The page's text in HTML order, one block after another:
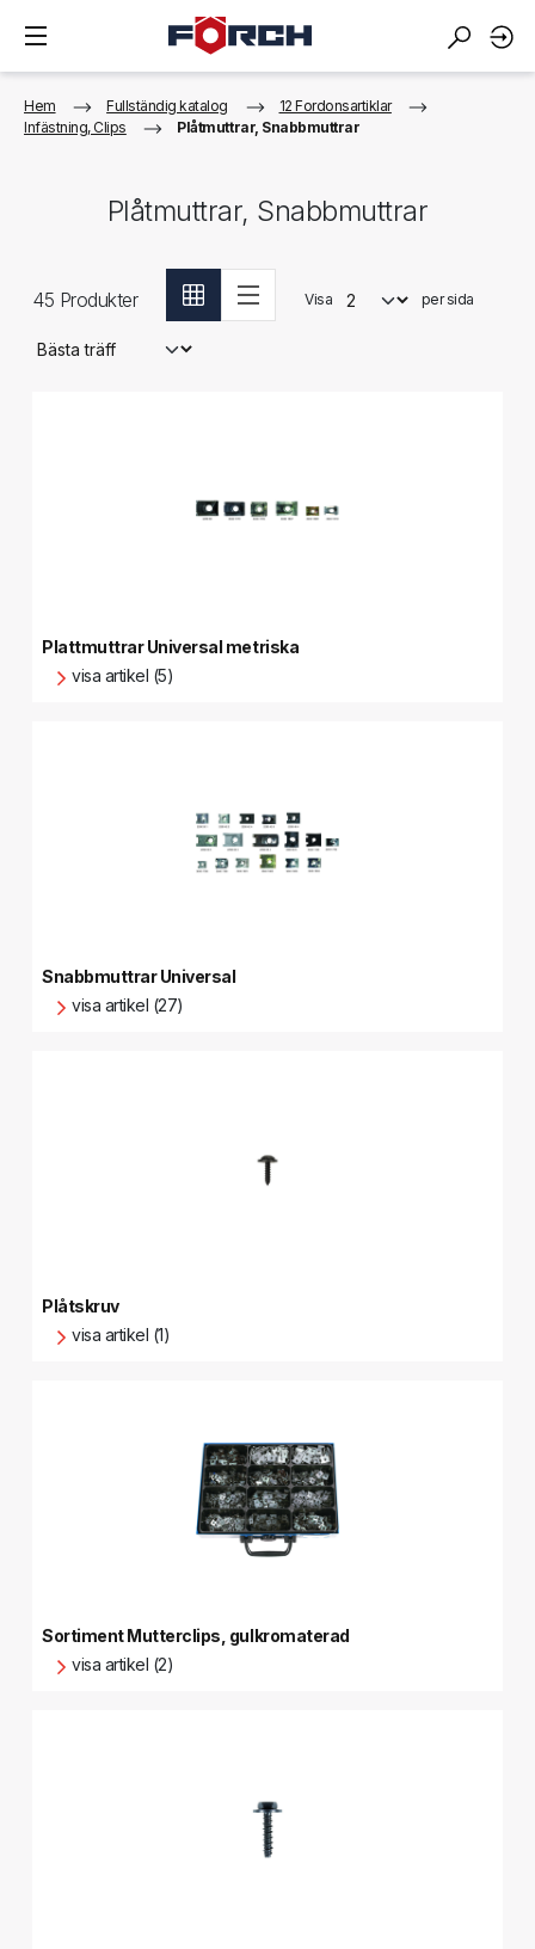
Hem Fullständig katalog
12 Fordonsartiklar
Infästning, Clips
Plåtmuttrar, Snabbmuttrar
Plåtmuttrar, Snabbmuttrar
45 Produkter Visa per sida
Plattmuttrar Universal metriska
visa artikel (5)
Snabbmuttrar Universal
visa artikel (27)
Plåtskruv
visa artikel (1)
Sortiment Mutterclips, gulkromaterad
visa artikel (2)